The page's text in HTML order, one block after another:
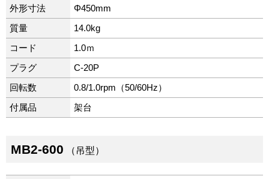
外形寸法 Φ450mm
質量 14.0kg
コード 1.0ｍ
プラグ C-20P
回転数 0.8/1.0rpm（50/60Hz）
付属品 架台
MB2-600 （吊型）